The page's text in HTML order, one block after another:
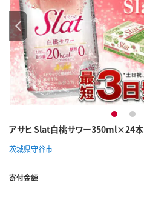
アサヒ Slat白桃サワー350ml×24本
1 2
茨城県守谷市
寄付金額